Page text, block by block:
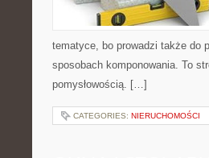
tematyce, bo prowadzi także do
sposobach komponowania. To
pomysłowością. […]
CATEGORIES: NIERUCHOMOŚCI